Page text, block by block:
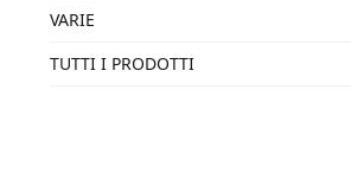
VARIE
TUTTI I PRODOTTI